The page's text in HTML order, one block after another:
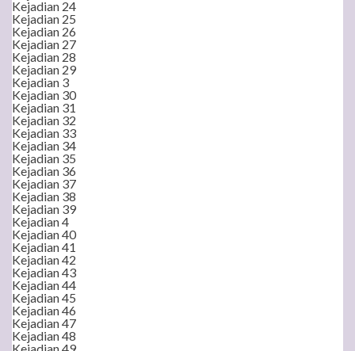
Kejadian 24
Kejadian 25
Kejadian 26
Kejadian 27
Kejadian 28
Kejadian 29
Kejadian 3
Kejadian 30
Kejadian 31
Kejadian 32
Kejadian 33
Kejadian 34
Kejadian 35
Kejadian 36
Kejadian 37
Kejadian 38
Kejadian 39
Kejadian 4
Kejadian 40
Kejadian 41
Kejadian 42
Kejadian 43
Kejadian 44
Kejadian 45
Kejadian 46
Kejadian 47
Kejadian 48